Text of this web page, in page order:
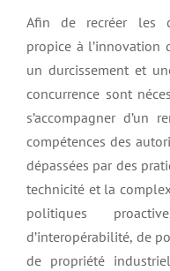
Afin de recréer les
propice à l’innovation
un durcissement et
concurrence sont
s’accompagner d’un
compétences des
dépassées par des
technicité et la
politiques
d’interopérabilité, de
de propriété